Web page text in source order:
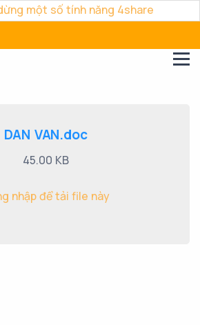
một số tính năng 4share
DAN VAN.doc
45.00 KB
nhập để tải file này